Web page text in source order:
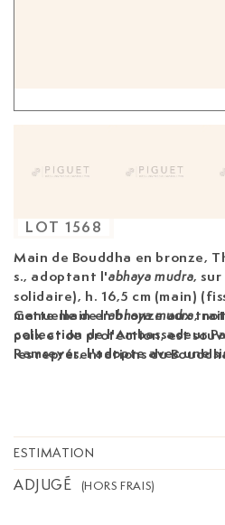
Main de Bouddha en bronze,
s., adoptant l'abhaya mudra,
solidaire), h. 16,5 cm (main)
manuelle de l'abhaya mudra,
paix et de protection, est
les représentations du
Cette main en bronze aux
collection de l'Ambassadeur
Ramseyer, l'adopte avec une
LOT 1568
ESTIMATION
ADJUGÉ (HORS FRAIS)